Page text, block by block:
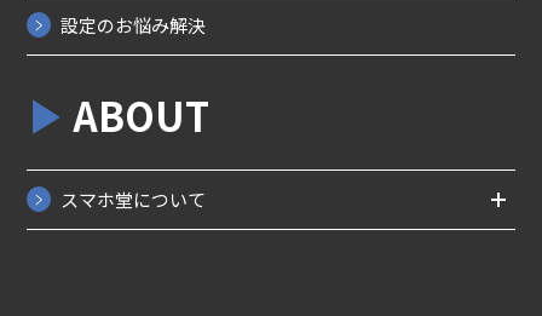
ABOUT
スマホ堂について
設定のお悩み解決